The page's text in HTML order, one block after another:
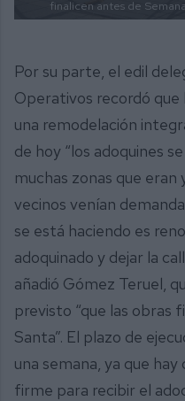
finalicen antes de
Por su parte, el edil
Operativos recordó que
una remodelación
de hoy “los adoquines
muchas zonas que eran
vecinos venían
se está haciendo es
adoquinado y dejar la
añadió Gómez Teruel,
previsto “que las obras
Santa”. El plazo de
una semana, ya que
firme para recibir el